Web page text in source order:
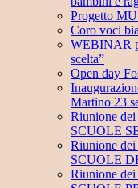
Progetto
Coro voci
WEBINAR
scelta”
Open day
Martino 23
Riunione
SCUOLE
Riunione
SCUOLE
Riunione